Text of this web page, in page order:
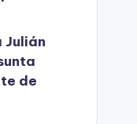
Julián
de